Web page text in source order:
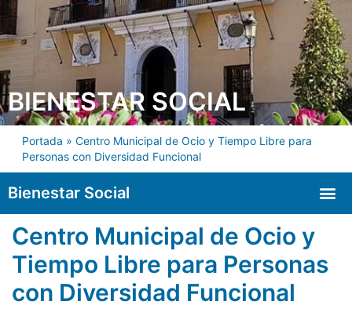
BIENESTAR SOCIAL
Portada » Centro Municipal de Ocio y Tiempo Libre para
Personas con Diversidad Funcional
Bienestar Social
Centro Municipal de Ocio y
Tiempo Libre para Personas
con Diversidad Funcional